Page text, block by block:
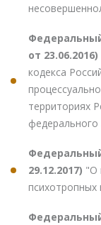
от 23.06.2016)
кодекса
территориях
29.12.2017) "О
психотропных